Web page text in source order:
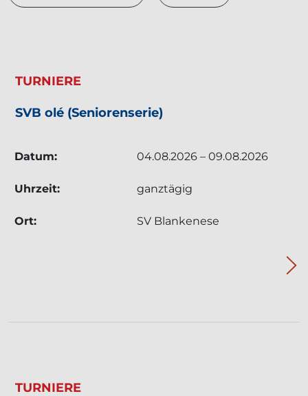
TERMIN: TURNIERE - SVB OLÉ
TURNIERE
SVB olé (Seniorenserie)
Datum: 04.08.2026 – 09.08.2026
Uhrzeit: ganztägig
Ort: SV Blankenese
TERMIN: TURNIERE - 2. DUWO-OPEN
TURNIERE